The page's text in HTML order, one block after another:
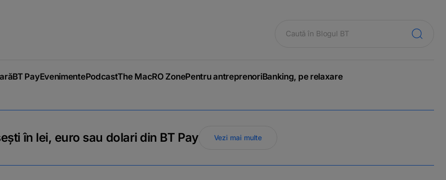
BT PayEvenimentePodcastThe MacRO ZonePentru antreprenoriBanking, pe relaxare
în lei, euro sau dolari din BT Pay Vezi mai multe